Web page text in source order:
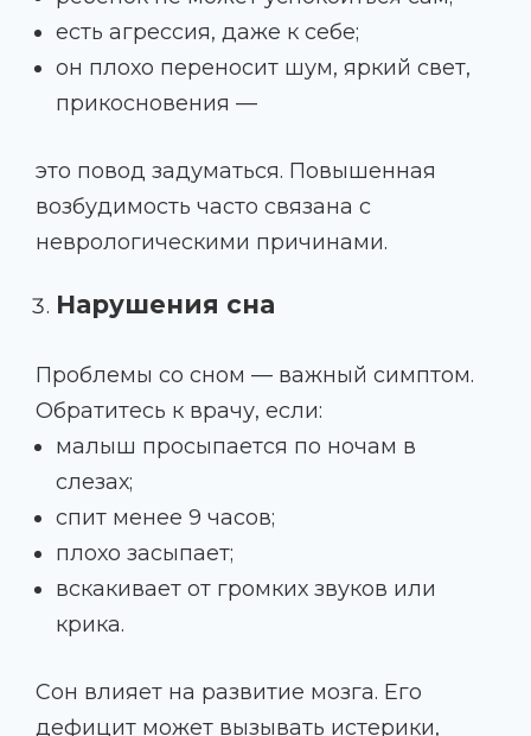
есть агрессия, даже к себе;
он плохо переносит шум, яркий свет,
прикосновения —
это повод задуматься. Повышенная
возбудимость часто связана с
неврологическими причинами.
Нарушения сна
Проблемы со сном — важный симптом.
Обратитесь к врачу, если:
малыш просыпается по ночам в
слезах;
спит менее 9 часов;
плохо засыпает;
вскакивает от громких звуков или
крика.
Сон влияет на развитие мозга. Его
дефицит может вызывать истерики,